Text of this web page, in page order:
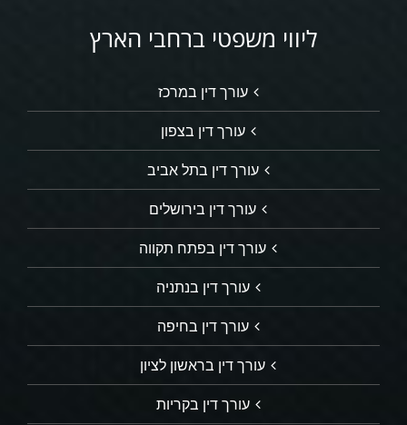
ליווי משפטי ברחבי הארץ
עורך דין במרכז
עורך דין בצפון
עורך דין בתל אביב
עורך דין בירושלים
עורך דין בפתח תקווה
עורך דין בנתניה
עורך דין בחיפה
עורך דין בראשון לציון
עורך דין בקריות